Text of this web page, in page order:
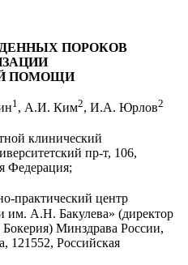
ПОРОКОВ
ПОМОЩИ
1 , А.И. Ким2, И.А. Юрлов2
клинический
пр-т, 106,
Федерация;
практический центр
им. А.Н. Бакулева» (директор
Минздрава России,
121552, Российская